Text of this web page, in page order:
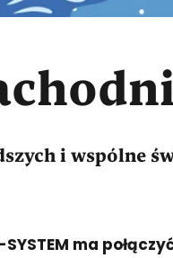
i wspólne
ma